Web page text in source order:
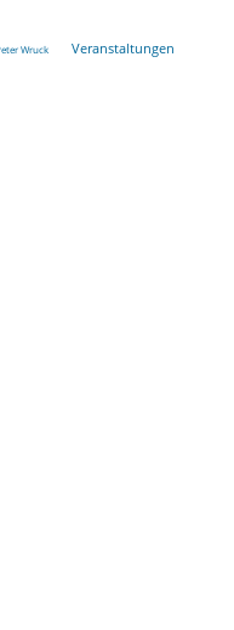
Wruck Veranstaltungen